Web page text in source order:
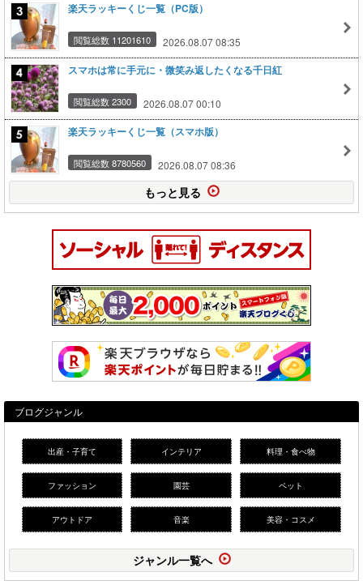
楽天ラッキーくじ一覧（PC版）
閲覧総数 11201610 2026.08.07 08:35
スマホは常に手元に・微笑み返したくなる千日紅
閲覧総数 2300 2026.08.07 00:10
楽天ラッキーくじ一覧（スマホ版）
閲覧総数 8780560 2026.08.07 08:36
もっと見る
ブログジャンル
出産・子育て インテリア 料理・食べ物
ファッション 園芸 ペット
アウトドア 音楽 美容・コスメ
ジャンル一覧へ